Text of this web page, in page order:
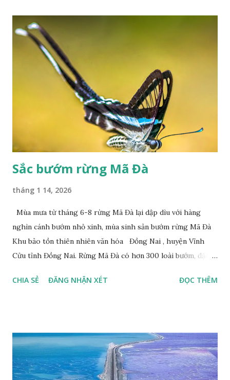
Sắc bướm rừng Mã Đà
tháng 1 14, 2026
Mùa mưa từ tháng 6-8 rừng Mã Đà lại dập dìu với hàng
nghìn cánh bướm nhỏ xinh, mùa sinh sản bướm rừng Mã Đà
Khu bảo tồn thiên nhiên văn hóa Đồng Nai , huyện Vĩnh
Cửu tỉnh Đồng Nai. Rừng Mã Đà có hơn 300 loài bướm, đặc
đuôi trắng (Lamproptera curius) đặc trưng là cái đuôi dài
Happy Việt Nam 2024 Vietnam.vn
CHIA SẺ ĐĂNG NHẬN XÉT ĐỌC THÊM